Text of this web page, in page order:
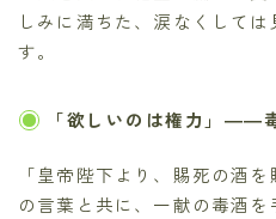
しみに満ちた、涙なくして
す。
「欲しいのは権力」――
「皇帝陛下より、賜死の酒
の言葉と共に、一献の毒酒